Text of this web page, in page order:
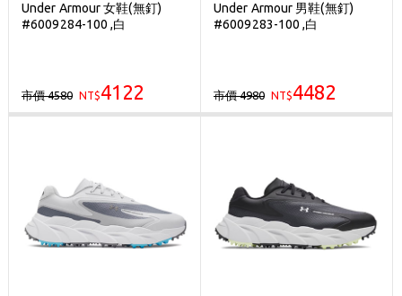
Under Armour 女鞋(無釘)
#6009284-100 ,白
市價 4580 NT$4122
Under Armour 男鞋(無釘)
#6009283-100 ,白
市價 4980 NT$4482